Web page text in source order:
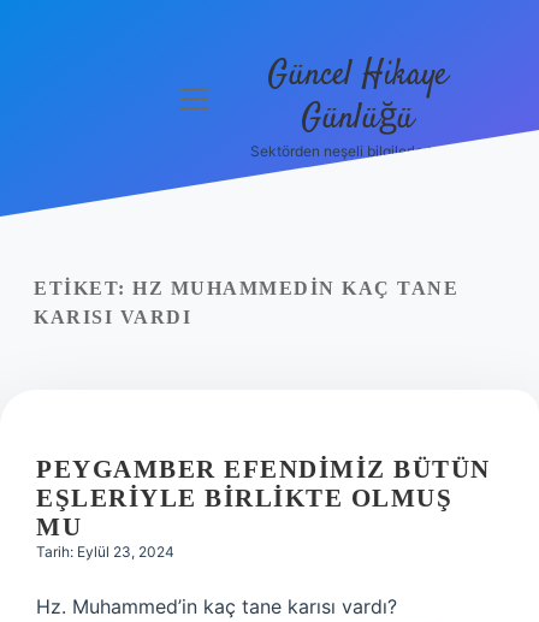
Yasal Uyarı
menüyü
Güncel Hikaye
Günlüğü
Sektörden neşeli bilgilerle tanış!
ETIKET: HZ MUHAMMEDIN KAÇ TANE
KARISI VARDI
PEYGAMBER EFENDIMIZ BÜTÜN
EŞLERIYLE BIRLIKTE OLMUŞ
MU
Tarih: Eylül 23, 2024
Hz. Muhammed’in kaç tane karısı vardı?